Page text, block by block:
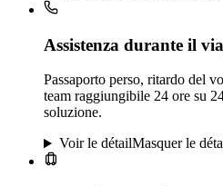
Assistenza durante il
Passaporto perso, ritardo del
team raggiungibile 24 ore su
soluzione.
Voir le détailMasquer le